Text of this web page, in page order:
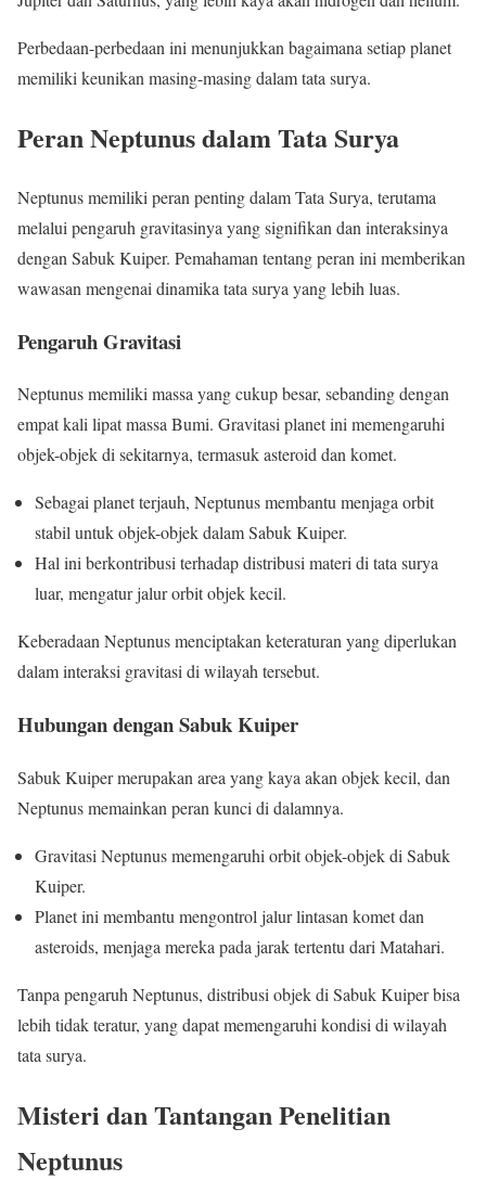
Perbedaan-perbedaan ini menunjukkan bagaimana setiap planet
memiliki keunikan masing-masing dalam tata surya.
Peran Neptunus dalam Tata Surya
Neptunus memiliki peran penting dalam Tata Surya, terutama
melalui pengaruh gravitasinya yang signifikan dan interaksinya
dengan Sabuk Kuiper. Pemahaman tentang peran ini memberikan
wawasan mengenai dinamika tata surya yang lebih luas.
Pengaruh Gravitasi
Neptunus memiliki massa yang cukup besar, sebanding dengan
empat kali lipat massa Bumi. Gravitasi planet ini memengaruhi
objek-objek di sekitarnya, termasuk asteroid dan komet.
Sebagai planet terjauh, Neptunus membantu menjaga orbit
stabil untuk objek-objek dalam Sabuk Kuiper.
Hal ini berkontribusi terhadap distribusi materi di tata surya
luar, mengatur jalur orbit objek kecil.
Keberadaan Neptunus menciptakan keteraturan yang diperlukan
dalam interaksi gravitasi di wilayah tersebut.
Hubungan dengan Sabuk Kuiper
Sabuk Kuiper merupakan area yang kaya akan objek kecil, dan
Neptunus memainkan peran kunci di dalamnya.
Gravitasi Neptunus memengaruhi orbit objek-objek di Sabuk
Kuiper.
Planet ini membantu mengontrol jalur lintasan komet dan
asteroids, menjaga mereka pada jarak tertentu dari Matahari.
Tanpa pengaruh Neptunus, distribusi objek di Sabuk Kuiper bisa
lebih tidak teratur, yang dapat memengaruhi kondisi di wilayah
tata surya.
Misteri dan Tantangan Penelitian
Neptunus